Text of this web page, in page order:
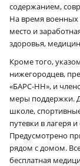
содержанием,
На время военных
место и
здоровья,
Кроме того,
нижегородцев,
«БАРС-НН», и
меры поддержки.
школе,
путевки в лагеря
Предусмотрено
рядом с домом.
бесплатная